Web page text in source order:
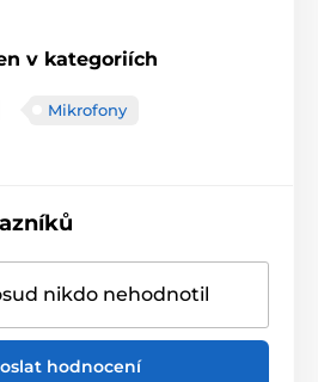
v kategoriích
Mikrofony
nikdo nehodnotil
hodnocení